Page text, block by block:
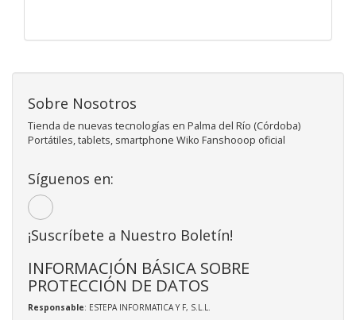
Sobre Nosotros
Tienda de nuevas tecnologías en Palma del Río (Córdoba)
Portátiles, tablets, smartphone Wiko Fanshooop oficial
Síguenos en:
¡Suscríbete a Nuestro Boletín!
INFORMACIÓN BÁSICA SOBRE
PROTECCIÓN DE DATOS
Responsable: ESTEPA INFORMATICA Y F, S.L.L.